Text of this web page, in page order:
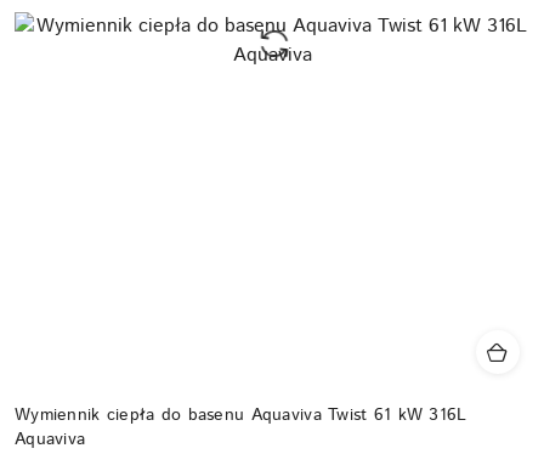
Wymiennik ciepła do basenu Aquaviva Twist 61 kW 316L
Aquaviva